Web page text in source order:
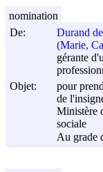
De:
Durand
(Marie,
gérante
Objet:
pour
de
Ministère
sociale
Au grade
nomination